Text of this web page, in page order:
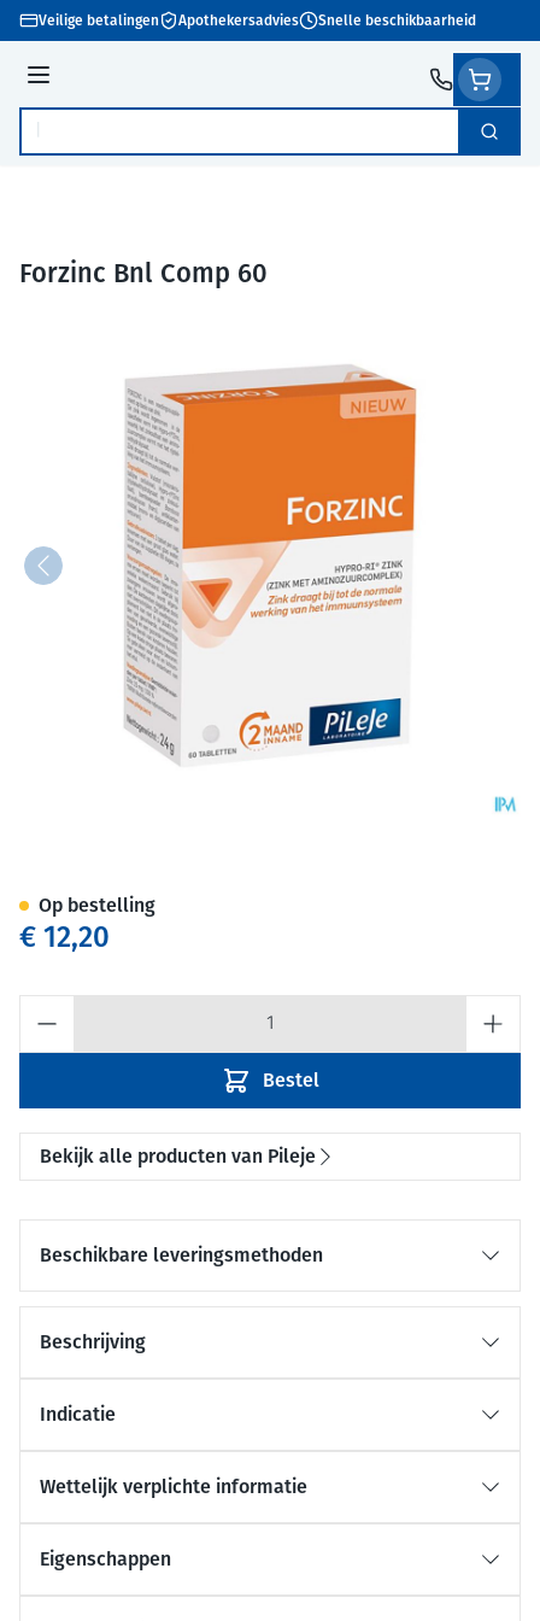
Ga naar de inhoud
Veilige betalingen Apothekersadvies Snelle beschikbaarheid
Menu
Product, merk, categorie... Zoek
Forzinc Bnl Comp 60
€ 12,20
Bestel
Op bestelling
Bekijk alle producten van Pileje
Beschikbare leveringsmethoden
Beschrijving
Indicatie
Wettelijk verplichte informatie
Eigenschappen